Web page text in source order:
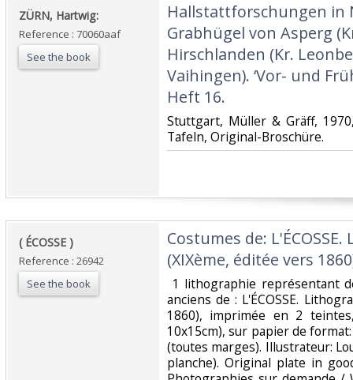
‎ZÜRN, Hartwig:‎
Reference : 70060aaf
See the book
‎Hallstattforschungen in
Grabhügel von Asperg
Hirschlanden (Kr.
Vaihingen). ‘Vor- und
Heft 16.‎
‎Stuttgart, Müller & Gräff,
Tafeln, Original-Broschüre.‎
‎( ÉCOSSE ) ‎
Reference : 26942
See the book
‎Costumes de:
(XIXème, éditée vers
1 lithographie représentant
anciens de : L'ÉCOSSE.
1860), imprimée en 2
10x15cm), sur papier de
(toutes marges). Illustrateur:
planche). Original plate in